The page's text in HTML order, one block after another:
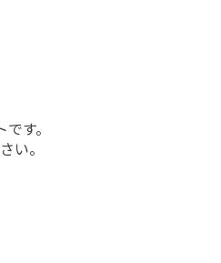
す。
い。